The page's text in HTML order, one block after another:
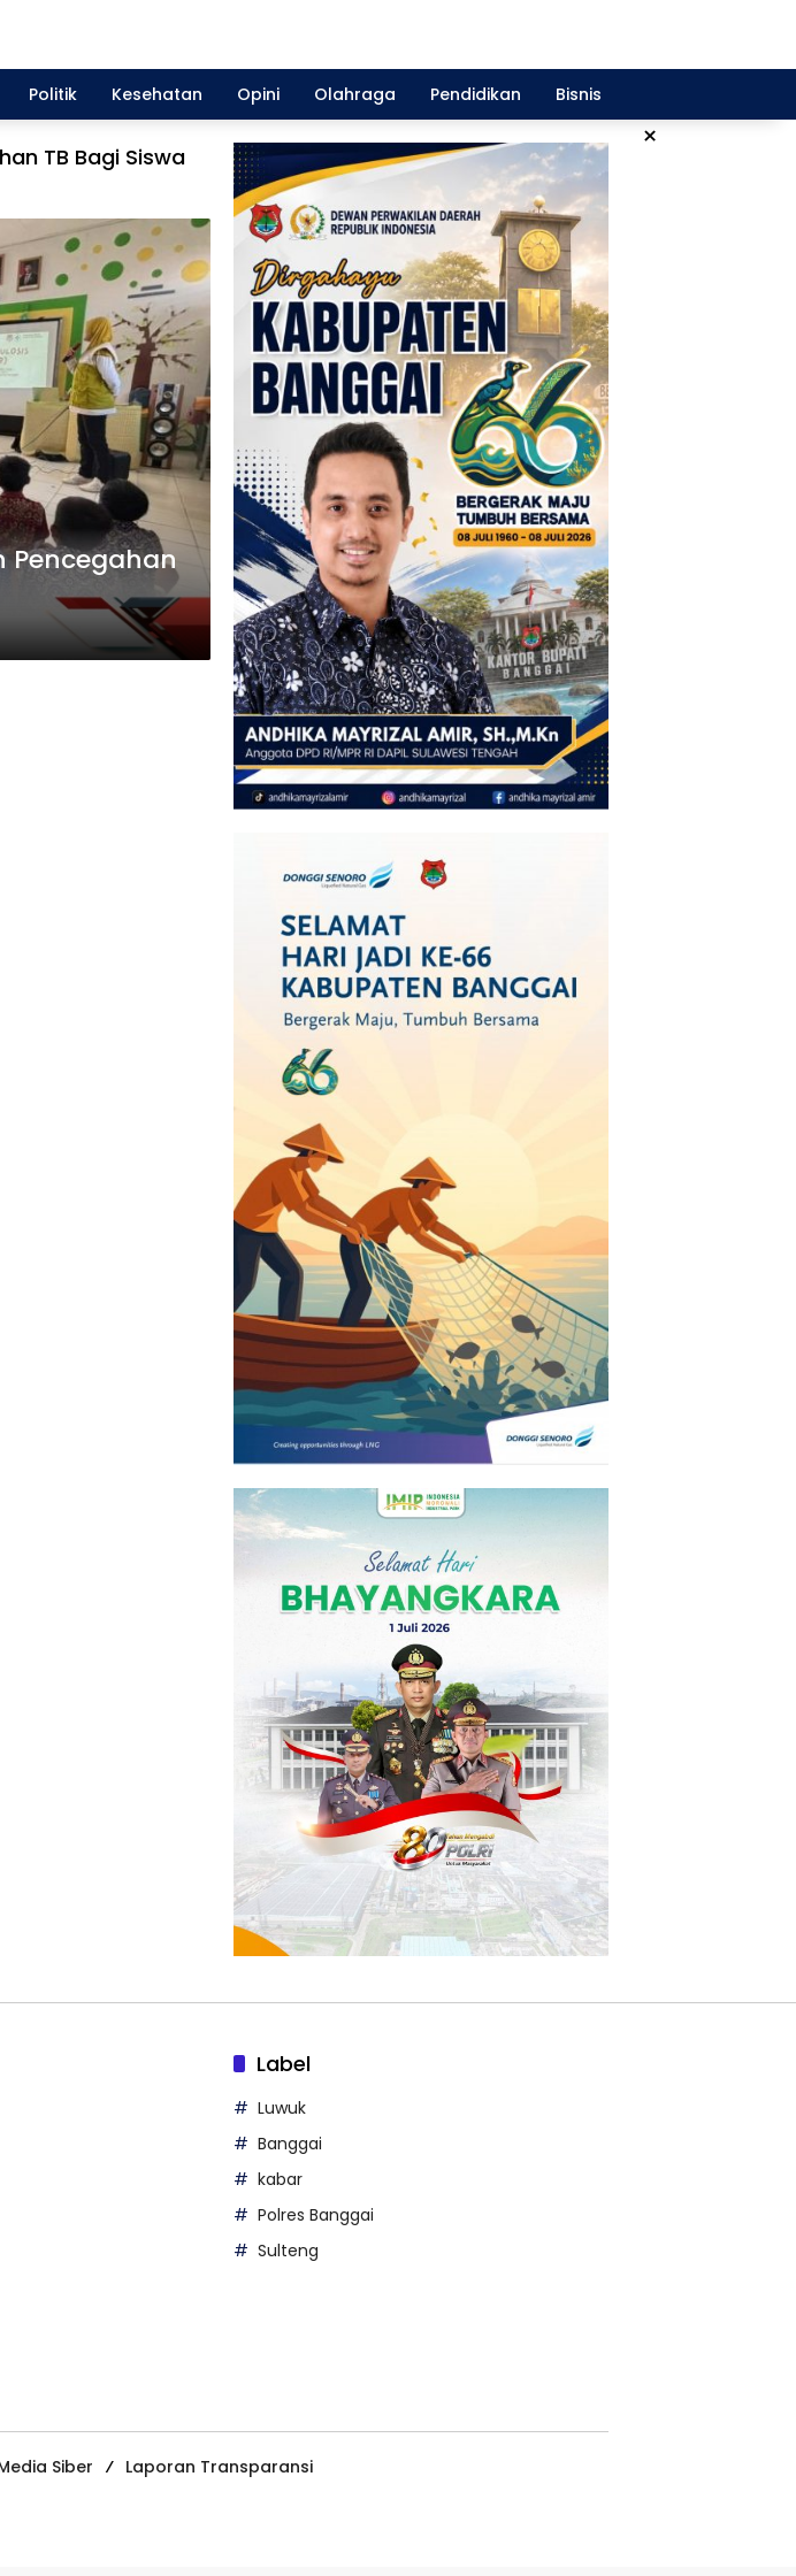
Politik Kesehatan Opini Olahraga Pendidikan Bisnis
×
TB Bagi Siswa
Pencegahan
Label
Luwuk
Banggai
kabar
Polres Banggai
Sulteng
Siber
Laporan Transparansi